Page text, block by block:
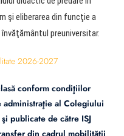
şi eliberarea din funcţie a
preuniversitar.
2026-2027
conform condiţiilor
al Colegiului
publicate de către ISJ
din cadrul mobilităţii